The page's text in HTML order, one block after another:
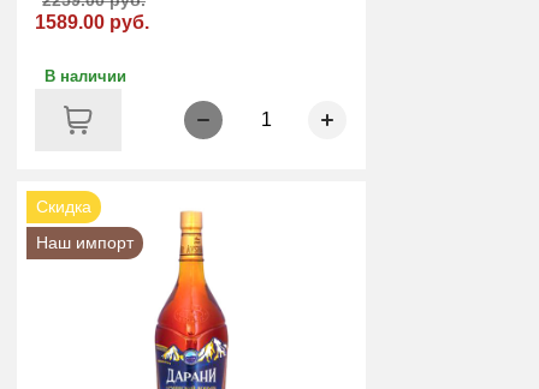
1589.00 руб.
В наличии
1
Скидка
Наш импорт